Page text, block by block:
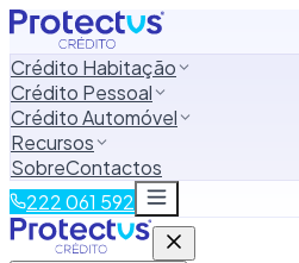
Crédito Habitação
Crédito Pessoal
Crédito Automóvel
Recursos
SobreContactos
222 061 592